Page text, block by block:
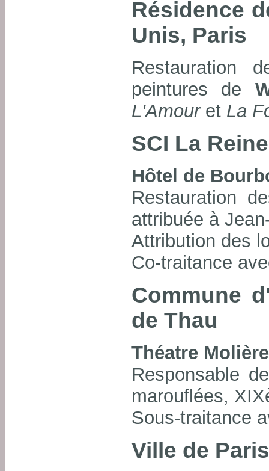
Résidence
Unis, Paris
Restauration
peintures de
L'Amouret La
SCI La
Hôtel de
Restauration
attribuée à
Attribution des
Co-traitance
Commune
de Thau
Théatre
Responsable
marouflées,
Sous-traitance
Ville de